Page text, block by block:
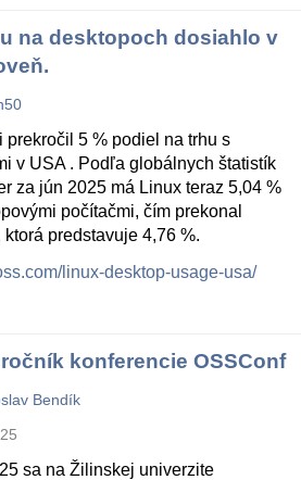
na desktopoch dosiahlo v
prekročil 5 % podiel na trhu s
v USA . Podľa globálnych štatistík
za jún 2025 má Linux teraz 5,04 %
počítačmi, čím prekonal
ktorá predstavuje 4,76 %.
linux-desktop-usage-usa/
konferencie OSSConf
Bendík
sa na Žilinskej univerzite